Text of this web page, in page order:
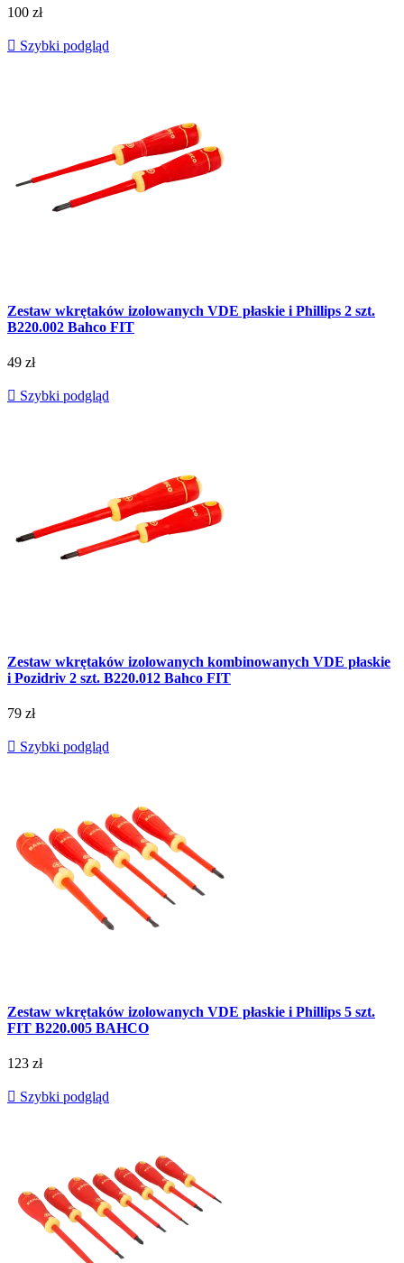
100 zł
 Szybki podgląd
Zestaw wkrętaków izolowanych VDE płaskie i Phillips 2 szt.
B220.002 Bahco FIT
49 zł
 Szybki podgląd
Zestaw wkrętaków izolowanych kombinowanych VDE płaskie
i Pozidriv 2 szt. B220.012 Bahco FIT
79 zł
 Szybki podgląd
Zestaw wkrętaków izolowanych VDE płaskie i Phillips 5 szt.
FIT B220.005 BAHCO
123 zł
 Szybki podgląd